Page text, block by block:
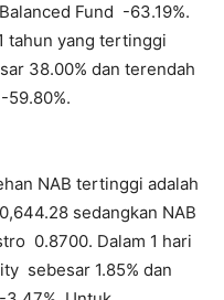
Fund -63.19%.
tahun yang tertinggi
38.00% dan terendah
59.80%.
NAB tertinggi adalah
sedangkan NAB
0.8700. Dalam 1 hari
sebesar 1.85% dan